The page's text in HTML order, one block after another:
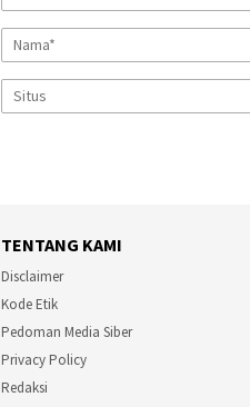
TENTANG KAMI
Disclaimer
Kode Etik
Pedoman Media Siber
Privacy Policy
Redaksi